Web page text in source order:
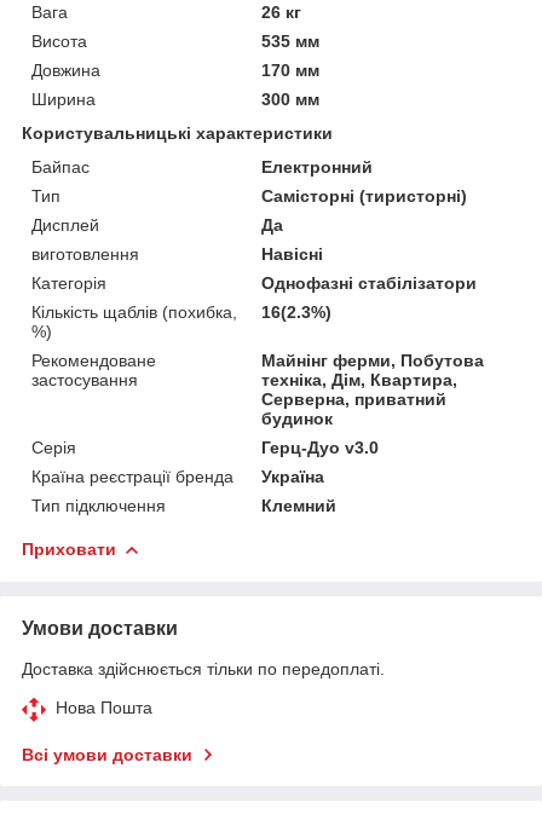
Вага
26 кг
Висота
535 мм
Довжина
170 мм
Ширина
300 мм
Користувальницькі характеристики
Байпас
Електронний
Тип
Самісторні (тиристорні)
Дисплей
Да
виготовлення
Навісні
Категорія
Однофазні стабілізатори
Кількість щаблів (похибка,
%)
16(2.3%)
Рекомендоване
застосування
Майнінг ферми, Побутова
техніка, Дім, Квартира,
Серверна, приватний
будинок
Серія
Герц-Дуо v3.0
Країна реєстрації бренда
Україна
Тип підключення
Клемний
Приховати
Умови доставки
Доставка здійснюється тільки по передоплаті.
Нова Пошта
Всі умови доставки